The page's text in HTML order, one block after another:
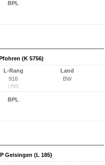
BPL
(K 5756)
L-Rang
916
(766)
Land
BW
BPL
Geisingen (L 185)